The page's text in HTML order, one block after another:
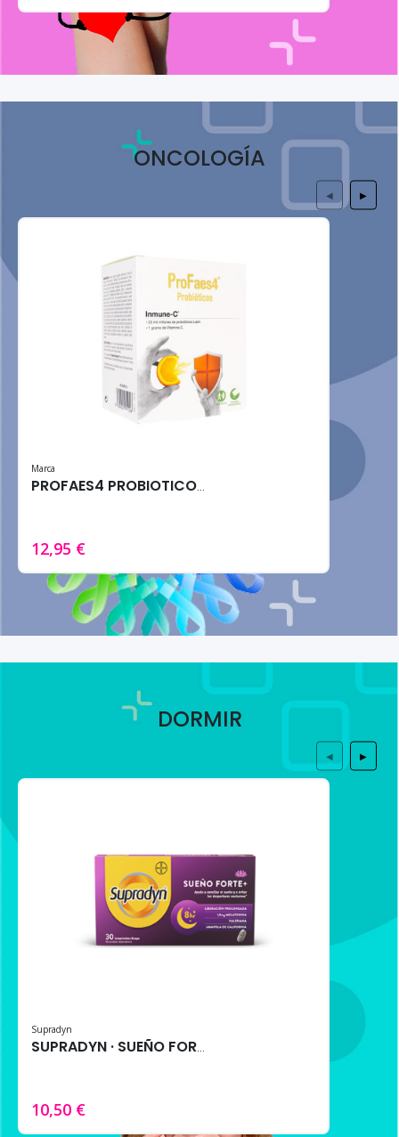
ONCOLOGÍA
Marca
PROFAES4 PROBIOTICOS INMUNE-C 14SOBRES 10G
12,95 €
◀ ▶
DORMIR
Supradyn
SUPRADYN · SUEÑO FORTE+ 30 comprimidos – Melatonina, Triptófano y Extractos Naturales
10,50 €
◀ ▶